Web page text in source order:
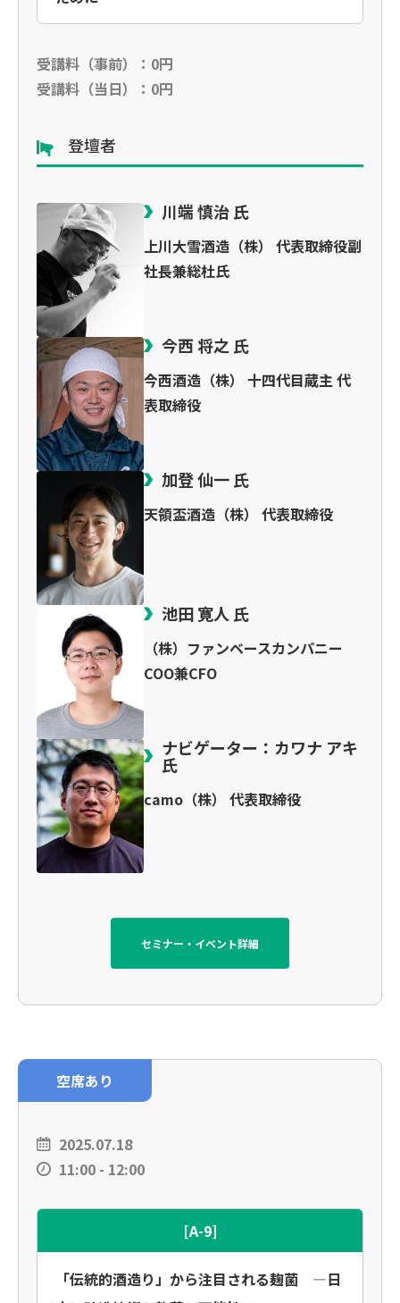
受講料（事前）：0円
受講料（当日）：0円
登壇者
川端 慎治 氏
上川大雪酒造（株） 代表取締役副
社長兼総杜氏
今西 将之 氏
今西酒造（株） 十四代目蔵主 代
表取締役
加登 仙一 氏
天領盃酒造（株） 代表取締役
池田 寛人 氏
（株）ファンベースカンパニー
COO兼CFO
ナビゲーター：カワナ アキ
氏
camo（株） 代表取締役
セミナー・イベント詳細
空席あり
2025.07.18
11:00 - 12:00
[A-9]
「伝統的酒造り」から注目される麹菌 —日